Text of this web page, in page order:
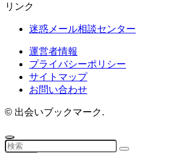
リンク
迷惑メール相談センター
運営者情報
プライバシーポリシー
サイトマップ
お問い合わせ
© 出会いブックマーク.